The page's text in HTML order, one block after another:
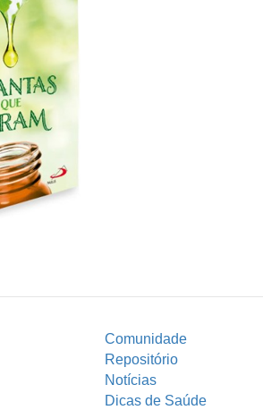
Comunidade
Repositório
Notícias
Dicas de Saúde